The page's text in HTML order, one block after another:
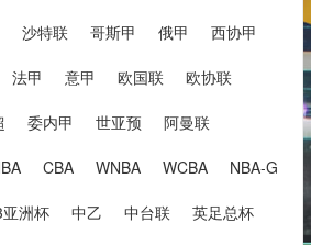
沙特联 哥斯甲 俄甲 西协甲
法甲 意甲 欧国联 欧协联
委内甲 世亚预 阿曼联
CBA WNBA WCBA NBA-G
洲杯 中乙 中台联 英足总杯